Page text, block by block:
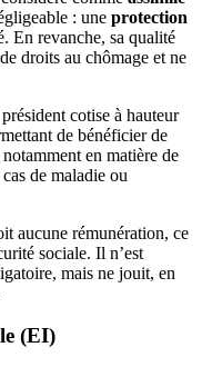
: une protection
En revanche, sa qualité
droits au chômage et ne
cotise à hauteur
de bénéficier de
en matière de
cas de maladie ou
aucune rémunération, ce
sociale. Il n’est
mais ne jouit, en
(EI)